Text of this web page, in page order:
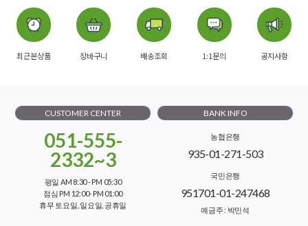
최근본상품 장바구니 배송조회 1:1문의 공지사항
CUSTOMER CENTER
051-555-
2332~3
평일 AM 8:30 - PM 05:30
점심 PM 12:00- PM 01:00
휴무 토요일, 일요일, 공휴일
BANK INFO
농협은행
935-01-271-503
국민은행
951701-01-247468
예금주 : 박민석